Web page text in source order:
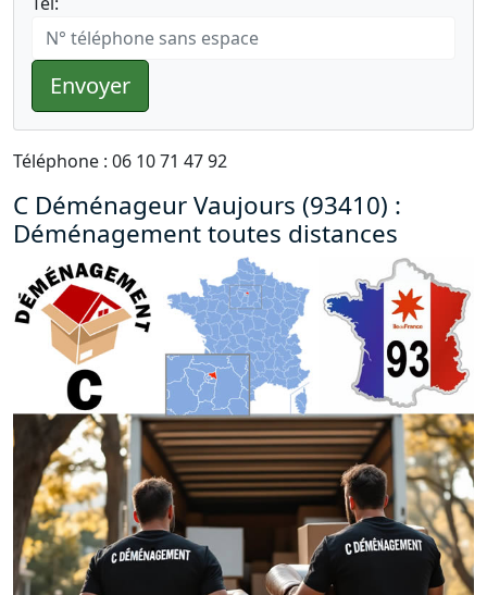
Envoyer
Téléphone : 06 10 71 47 92
C Déménageur Vaujours (93410) :
Déménagement toutes distances